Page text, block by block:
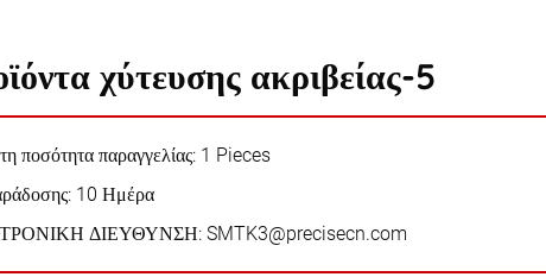
χύτευσης ακριβείας-5
ποσότητα παραγγελίας: 1 Pieces
10 Ημέρα
ΔΙΕΥΘΥΝΣΗ:SMTK3@precisecn.com